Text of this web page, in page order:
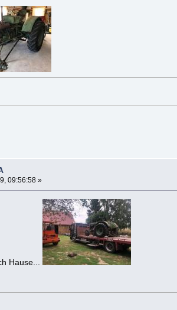
09:56:58 »
Hause...